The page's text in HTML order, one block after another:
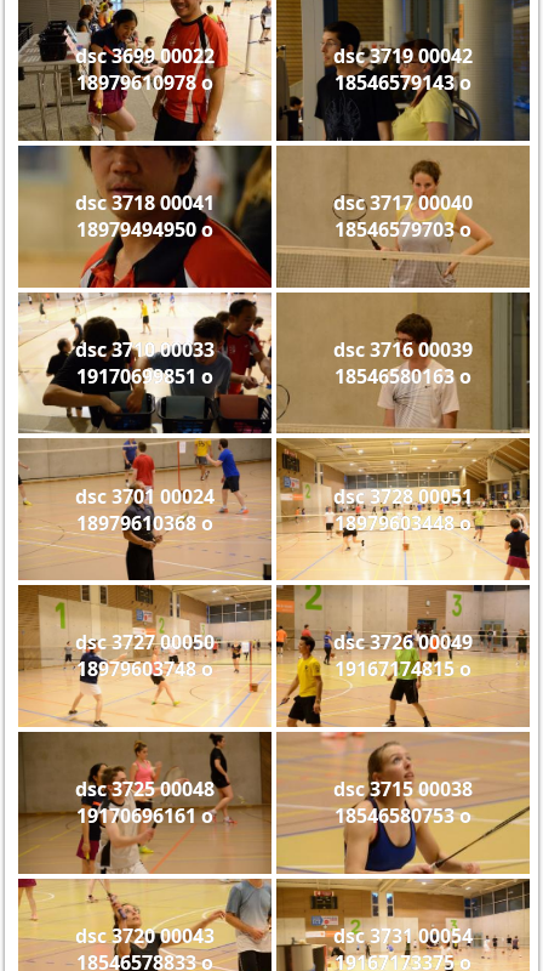
dsc 3699 00022
18979610978 o
dsc 3719 00042
18546579143 o
dsc 3718 00041
18979494950 o
dsc 3717 00040
18546579703 o
dsc 3710 00033
19170699851 o
dsc 3716 00039
18546580163 o
dsc 3701 00024
18979610368 o
dsc 3728 00051
18979603448 o
dsc 3727 00050
18979603748 o
dsc 3726 00049
19167174815 o
dsc 3725 00048
19170696161 o
dsc 3715 00038
18546580753 o
dsc 3720 00043
18546578833 o
dsc 3731 00054
19167173375 o